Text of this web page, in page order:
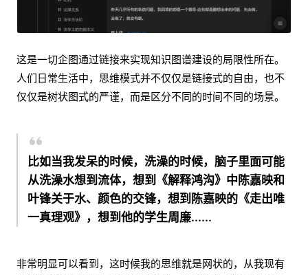
这是一切企图通过链接来实现知识图谱建设的局限性所在。
人们日常生活中，思维模式并不仅仅是链接式的自由，也不
仅仅是树状图式的严谨，而是区分不同的时间不同的场景。
比如当我发呆的时候，洗澡的时候，脑子里面可能
从洗澡水想到流体，想到《解释鸿沟》中陈嘉映和
叶锋关于水、颜色的交锋，想到陈嘉映的《走出唯
一真理观》，想到他的学生周廉......
非常明显可以看到，这时候我的思维就是网状的，从我现有